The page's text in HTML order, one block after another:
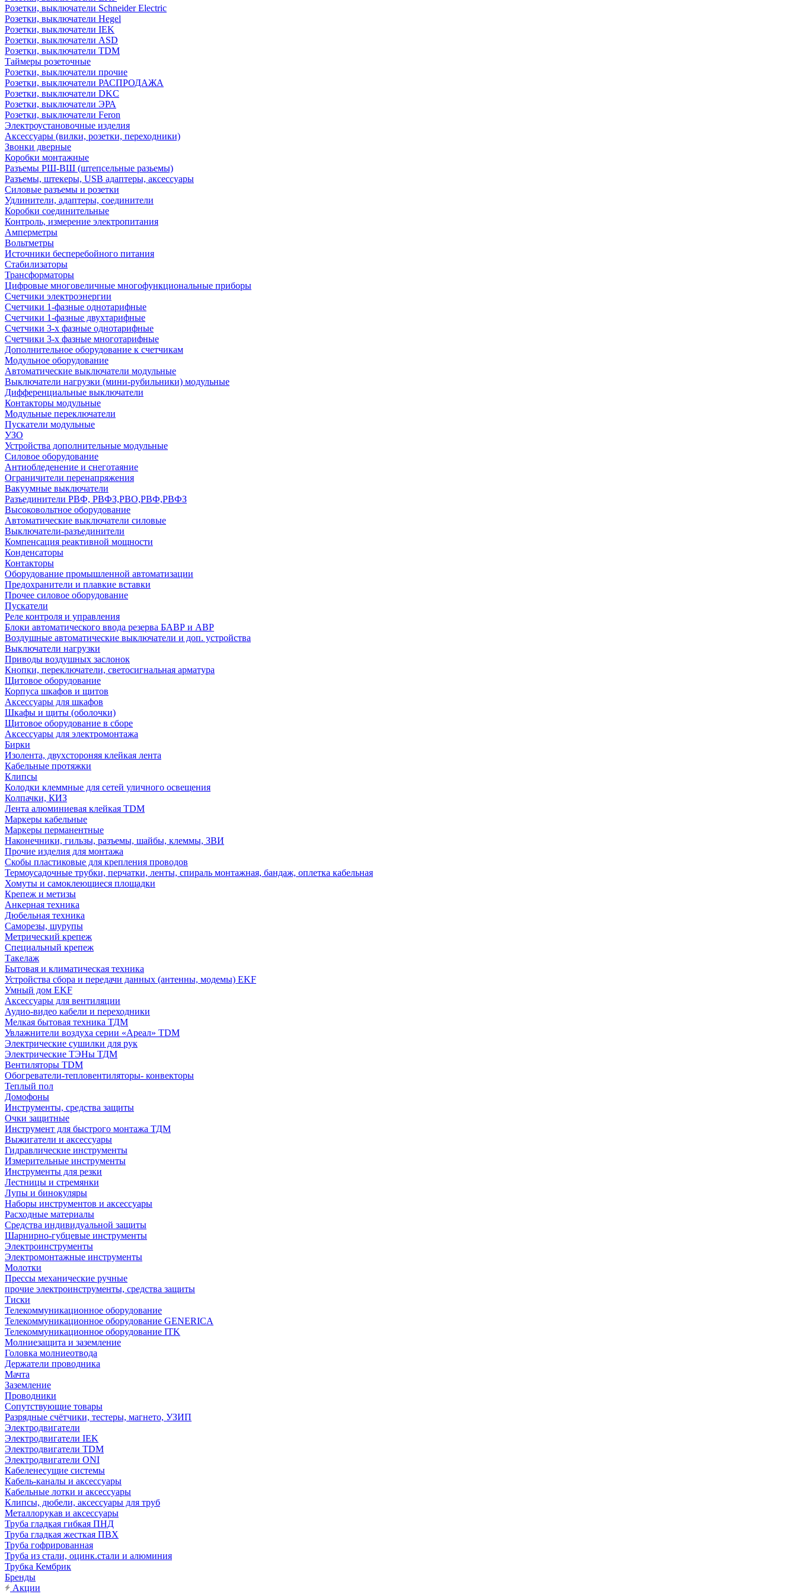
Розетки, выключатели Schneider Electric
Розетки, выключатели Hegel
Розетки, выключатели IEK
Розетки, выключатели ASD
Розетки, выключатели TDM
Таймеры розеточные
Розетки, выключатели прочие
Розетки, выключатели РАСПРОДАЖА
Розетки, выключатели DKC
Розетки, выключатели ЭРА
Розетки, выключатели Feron
Электроустановочные изделия
Аксессуары (вилки, розетки, переходники)
Звонки дверные
Коробки монтажные
Разъемы РШ-ВШ (штепсельные разьемы)
Разъемы, штекеры, USB адаптеры, аксессуары
Силовые разъемы и розетки
Удлинители, адаптеры, соединители
Коробки соединительные
Контроль, измерение электропитания
Амперметры
Вольтметры
Источники бесперебойного питания
Стабилизаторы
Трансформаторы
Цифровые многовеличные многофункциональные приборы
Счетчики электроэнергии
Счетчики 1-фазные однотарифные
Счетчики 1-фазные двухтарифные
Счетчики 3-х фазные однотарифные
Счетчики 3-х фазные многотарифные
Дополнительное оборудование к счетчикам
Модульное оборудование
Автоматические выключатели модульные
Выключатели нагрузки (мини-рубильники) модульные
Дифференциальные выключатели
Контакторы модульные
Модульные переключатели
Пускатели модульные
УЗО
Устройства дополнительные модульные
Силовое оборудование
Антиобледенение и снеготаяние
Ограничители перенапряжения
Вакуумные выключатели
Разъединители РВФ, РВФЗ,РВО,РВФ,РВФЗ
Высоковольтное оборудование
Автоматические выключатели cиловые
Выключатели-разъединители
Компенсация реактивной мощности
Конденсаторы
Контакторы
Оборудование промышленной автоматизации
Предохранители и плавкие вставки
Прочее силовое оборудование
Пускатели
Реле контроля и управления
Блоки автоматического ввода резерва БАВР и АВР
Воздушные автоматические выключатели и доп. устройства
Выключатели нагрузки
Приводы воздушных заслонок
Кнопки, переключатели, светосигнальная арматура
Щитовое оборудование
Корпуса шкафов и щитов
Аксессуары для шкафов
Шкафы и щиты (оболочки)
Щитовое оборудование в сборе
Аксессуары для электромонтажа
Бирки
Изолента, двухстороняя клейкая лента
Кабельные протяжки
Клипсы
Колодки клеммные для сетей уличного освещения
Колпачки, КИЗ
Лента алюминиевая клейкая TDM
Маркеры кабельные
Маркеры перманентные
Наконечники, гильзы, разъемы, шайбы, клеммы, ЗВИ
Прочие изделия для монтажа
Скобы пластиковые для крепления проводов
Термоусадочные трубки, перчатки, ленты, спираль монтажная, бандаж, оплетка кабельная
Хомуты и самоклеющиеся площадки
Крепеж и метизы
Анкерная техника
Дюбельная техника
Саморезы, шурупы
Метрический крепеж
Специальный крепеж
Такелаж
Бытовая и климатическая техника
Устройства сбора и передачи данных (антенны, модемы) EKF
Умный дом EKF
Аксессуары для вентиляции
Аудио-видео кабели и переходники
Мелкая бытовая техника ТДМ
Увлажнители воздуха серии «Ареал» TDM
Электрические сушилки для рук
Электрические ТЭНы ТДМ
Вентиляторы TDM
Обогреватели-тепловентиляторы- конвекторы
Теплый пол
Домофоны
Инструменты, средства защиты
Очки защитные
Инструмент для быстрого монтажа ТДМ
Выжигатели и аксессуары
Гидравлические инструменты
Измерительные инструменты
Инструменты для резки
Лестницы и стремянки
Лупы и бинокуляры
Наборы инструментов и аксессуары
Расходные материалы
Средства индивидуальной защиты
Шарнирно-губцевые инструменты
Электроинструменты
Электромонтажные инструменты
Молотки
Прессы механические ручные
прочие электроинструменты, средства защиты
Тиски
Телекоммуникационное оборудование
Телекоммуникационное оборудование GENERICA
Телекоммуникационное оборудование ITK
Молниезащита и заземление
Головка молниеотвода
Держатели проводника
Мачта
Заземление
Проводники
Сопутствующие товары
Разрядные счётчики, тестеры, магнето, УЗИП
Электродвигатели
Электродвигатели IEK
Электродвигатели TDM
Электродвигатели ONI
Кабеленесущие системы
Кабель-каналы и аксессуары
Кабельные лотки и аксессуары
Клипсы, дюбели, аксессуары для труб
Металлорукав и аксессуары
Труба гладкая гибкая ПНД
Труба гладкая жесткая ПВХ
Труба гофрированная
Труба из стали, оцинк.стали и алюминия
Трубка Кембрик
Бренды
Акции